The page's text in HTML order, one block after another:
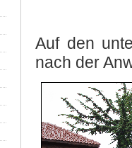
Auf den
nach der